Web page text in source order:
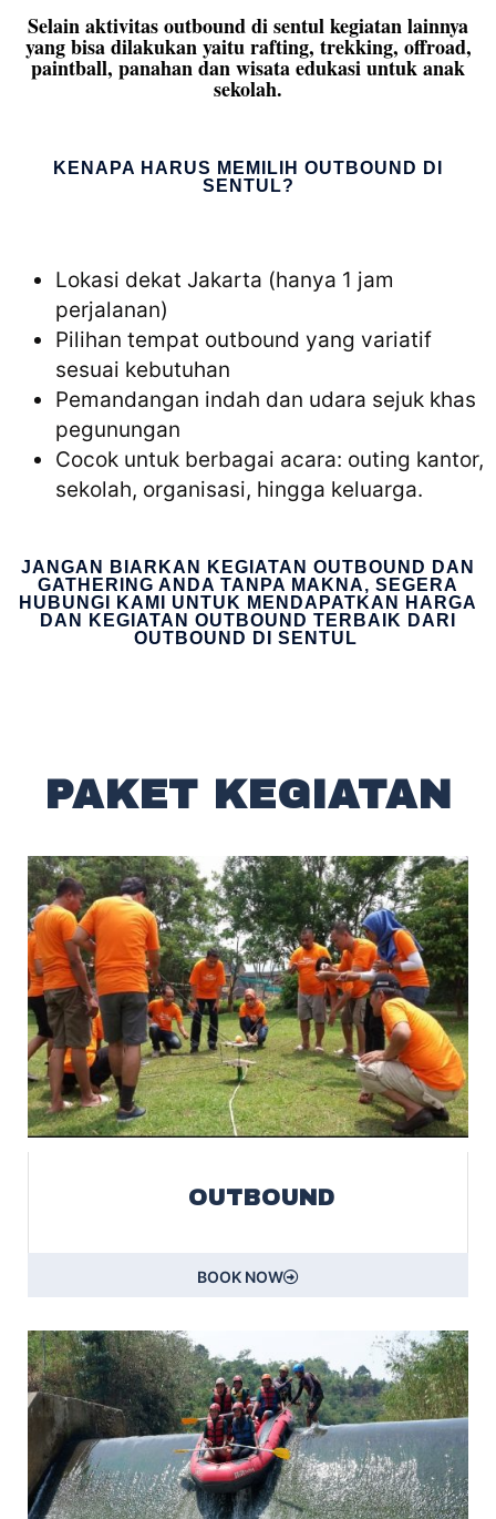
Selain aktivitas outbound di sentul kegiatan lainnya
yang bisa dilakukan yaitu rafting, trekking, offroad,
paintball, panahan dan wisata edukasi untuk anak
sekolah.
KENAPA HARUS MEMILIH OUTBOUND DI
SENTUL?
Lokasi dekat Jakarta (hanya 1 jam
perjalanan)
Pilihan tempat outbound yang variatif
sesuai kebutuhan
Pemandangan indah dan udara sejuk khas
pegunungan
Cocok untuk berbagai acara: outing kantor,
sekolah, organisasi, hingga keluarga.
JANGAN BIARKAN KEGIATAN OUTBOUND DAN
GATHERING ANDA TANPA MAKNA, SEGERA
HUBUNGI KAMI UNTUK MENDAPATKAN HARGA
DAN KEGIATAN OUTBOUND TERBAIK DARI
OUTBOUND DI SENTUL
PAKET KEGIATAN
OUTBOUND
BOOK NOW